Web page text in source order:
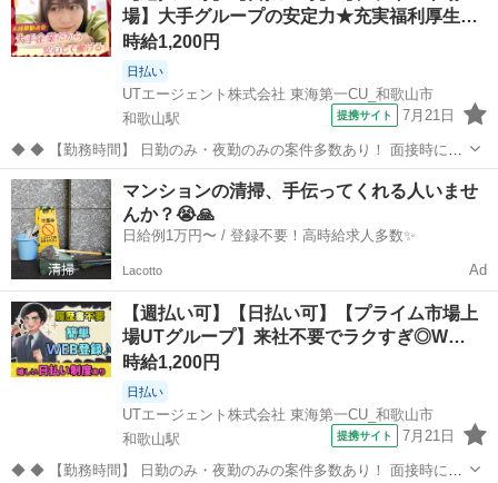
て働きたい方に最適...場】大手グループの安定力★充実福利厚生…
時給1,200円
日払い
UTエージェント株式会社 東海第一CU_和歌山市
和歌山駅
提携サイト 7月21日
◆ ◆ 【勤務時間】 日勤のみ・夜勤のみの案件多数あり！ 面接時にご
相談ください◎ 【応募資格】 ◆未経験OK ◆資格・学歴不問 ◆倉庫内
作業の経験がある方歓迎 ◎若手～ミドル、中高年の男女活躍中！ 《履
歴書不要☆...
和歌山 和歌山市 倉庫
マンションの清掃、手伝ってくれる人いませ
んか？😭🙏
日給例1万円〜 / 登録不要！高時給求人多数✨
Lacotto Ad
【週払い可】【日払い可】【プライム市場上
場UTグループ】来社不要でラクすぎ◎W…
時給1,200円
日払い
UTエージェント株式会社 東海第一CU_和歌山市
和歌山駅
提携サイト 7月21日
◆ ◆ 【勤務時間】 日勤のみ・夜勤のみの案件多数あり！ 面接時にご